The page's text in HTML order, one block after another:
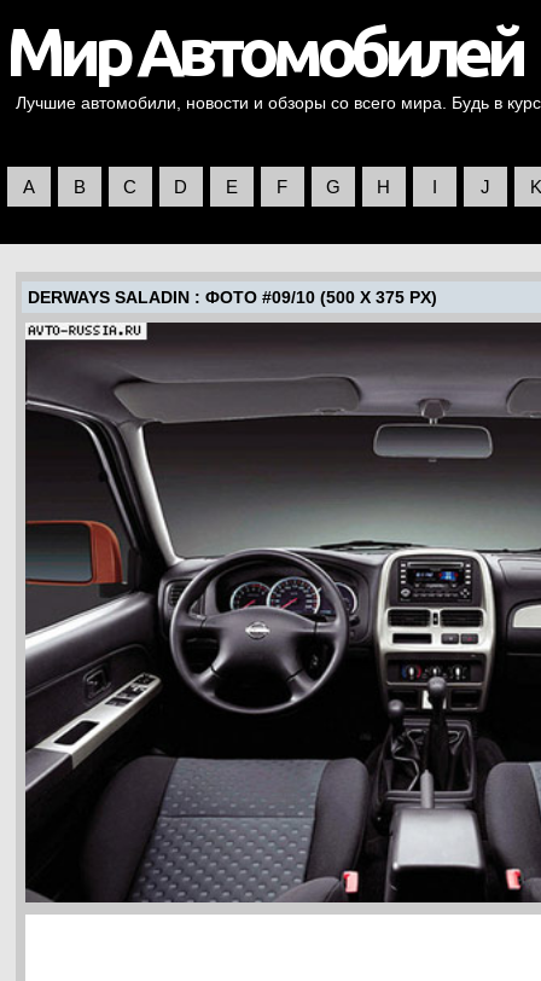
Лучшие автомобили, новости и обзоры со всего мира. Будь в
A B C D E F G H I J K
DERWAYS SALADIN : ФОТО #09/10 (500 X 375 PX)